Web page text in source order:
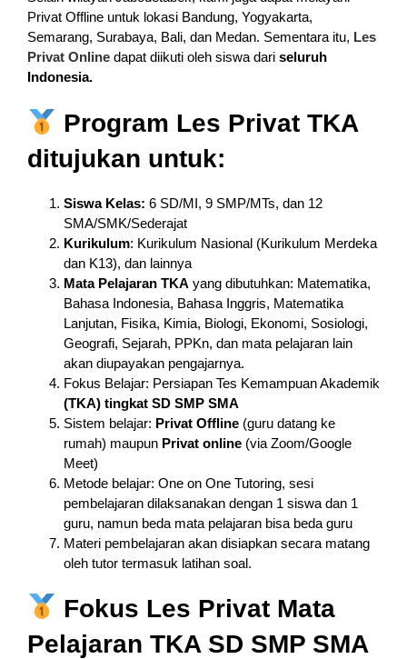
Privat Offline untuk lokasi Bandung, Yogyakarta,
Semarang, Surabaya, Bali, dan Medan. Sementara itu, Les
Privat Onlinedapat diikuti oleh siswa dari seluruh
Indonesia.
Program Les Privat TKA
ditujukan untuk:
Siswa Kelas: 6 SD/MI, 9 SMP/MTs, dan 12
SMA/SMK/Sederajat
Kurikulum: Kurikulum Nasional (Kurikulum Merdeka
dan K13), dan lainnya
Mata Pelajaran TKA yang dibutuhkan: Matematika,
Bahasa Indonesia, Bahasa Inggris, Matematika
Lanjutan, Fisika, Kimia, Biologi, Ekonomi, Sosiologi,
Geografi, Sejarah, PPKn, dan mata pelajaran lain
akan diupayakan pengajarnya.
Fokus Belajar: Persiapan Tes Kemampuan Akademik
(TKA) tingkat SD SMP SMA
Sistem belajar: Privat Offline (guru datang ke
rumah) maupun Privat online(via Zoom/Google
Meet)
Metode belajar: One on One Tutoring, sesi
pembelajaran dilaksanakan dengan 1 siswa dan 1
guru, namun beda mata pelajaran bisa beda guru
Materi pembelajaran akan disiapkan secara matang
oleh tutor termasuk latihan soal.
Fokus Les Privat Mata
Pelajaran TKA SD SMP SMA